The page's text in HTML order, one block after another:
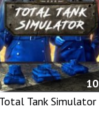
10
Total Tank Simulator